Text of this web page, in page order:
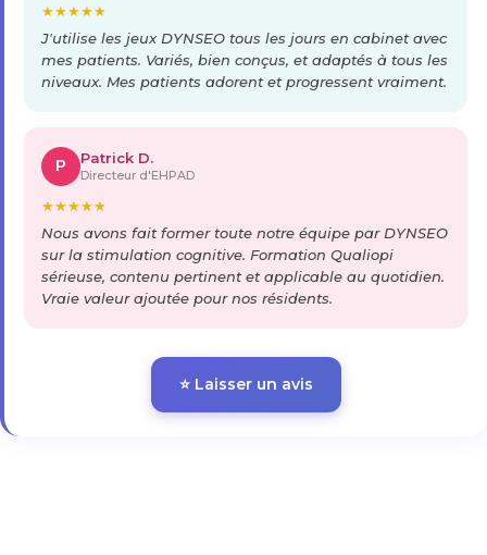
★★★★★
J'utilise les jeux DYNSEO tous les jours en cabinet avec
mes patients. Variés, bien conçus, et adaptés à tous les
niveaux. Mes patients adorent et progressent vraiment.
P Patrick D.
Directeur d'EHPAD
★★★★★
Nous avons fait former toute notre équipe par DYNSEO
sur la stimulation cognitive. Formation Qualiopi
sérieuse, contenu pertinent et applicable au quotidien.
Vraie valeur ajoutée pour nos résidents.
⭐ Laisser un avis